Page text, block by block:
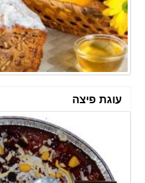
עוגת פיצה